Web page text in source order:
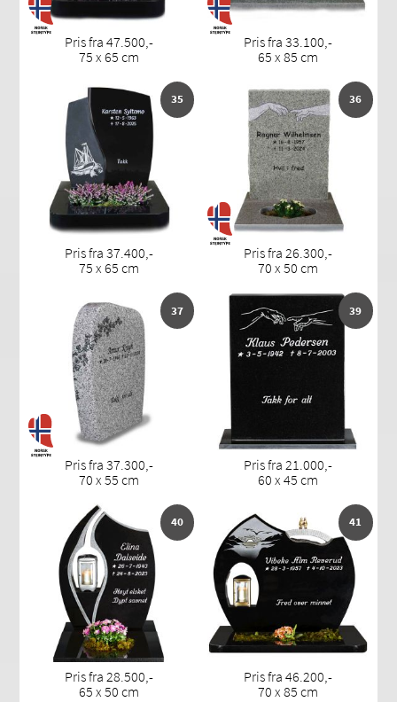
Pris fra 47.500,-
75 x 65 cm
Pris fra 33.100,-
65 x 85 cm
35
Pris fra 37.400,-
75 x 65 cm
36
Pris fra 26.300,-
70 x 50 cm
37
Pris fra 37.300,-
70 x 55 cm
39
Pris fra 21.000,-
60 x 45 cm
40
Pris fra 28.500,-
65 x 50 cm
41
Pris fra 46.200,-
70 x 85 cm